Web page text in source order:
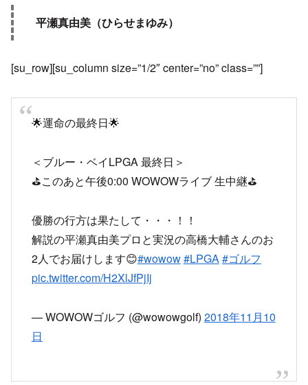
平瀬真由美（ひらせまゆみ）
[su_row][su_column size=”1/2″ center=”no” class=””]
🌟運命の最終日🌟
＜ブルー・ベイLPGA 最終日＞
⛳️このあと午後0:00 WOWOWライブ 生中継⛳️
優勝の行方は果たして・・・！！
解説の平瀬真由美プロと実況の高橋大輔さんのお
2人でお届けします😊#wowow#LPGA#ゴルフ
pic.twitter.com/H2XlJfPjIj
— WOWOWゴルフ (@wowowgolf) 2018年11月10
日